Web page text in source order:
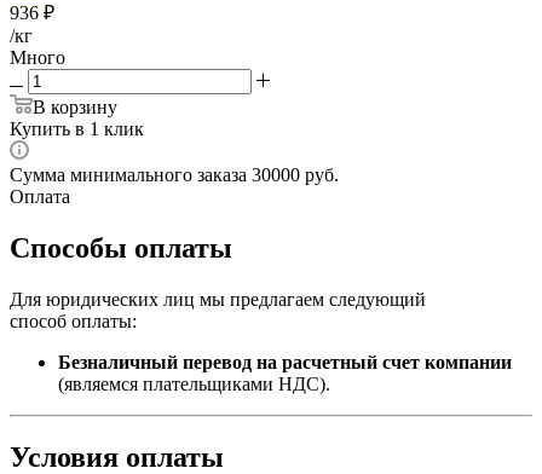
936 ₽
/кг
Много
В корзину
Купить в 1 клик
Сумма минимального заказа 30000 руб.
Оплата
Способы оплаты
Для юридических лиц мы предлагаем следующий
способ оплаты:
Безналичный перевод на расчетный счет компании
(являемся плательщиками НДС).
Условия оплаты